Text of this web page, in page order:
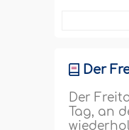
Der
Der
Tag, an